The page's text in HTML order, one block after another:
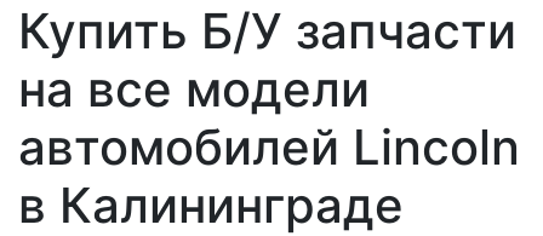
Купить Б/У запчасти
на все модели
автомобилей Lincoln
в Калининграде